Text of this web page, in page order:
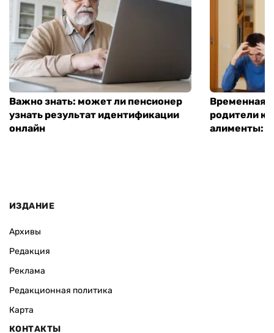
Важно знать: может ли пенсионер
узнать результат идентификации
онлайн
Временная
родители
алименты:
ИЗДАНИЕ
Архивы
Редакция
Реклама
Редакционная политика
Карта
КОНТАКТЫ